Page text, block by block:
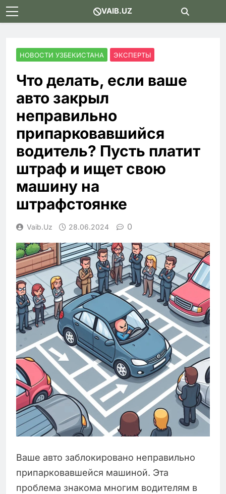
Skip
to
VAIB.UZ
НОВОСТИ УЗБЕКИСТАНА ЭКСПЕРТЫ
Что делать, если ваше
авто закрыл
неправильно
припарковавшийся
водитель? Пусть платит
штраф и ищет свою
машину на
штрафстоянке
Vaib.uz 28.06.2024 0
Ваше авто заблокировано неправильно
припарковавшейся машиной. Эта
проблема знакома многим водителям в